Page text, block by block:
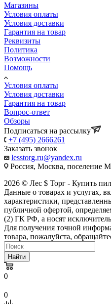
Магазины
Условия оплаты
Условия доставки
Гарантия на товар
Реквизиты
Политика
Возможности
Помощь
Условия оплаты
Условия доставки
Гарантия на товар
Вопрос-ответ
Обзоры
Подписаться на рассылку
+7 (495) 2666261
Заказать звонок
lesstorg.ru@yandex.ru
Россия, Москва, поселение
2026 © Лес $ Торг - Купить
Данные о товарах и услугах,
характеристики,
публичной офертой,
(2) ГК РФ, а носят
Для получения точной
товара, пожалуйста,
Найти
0
0